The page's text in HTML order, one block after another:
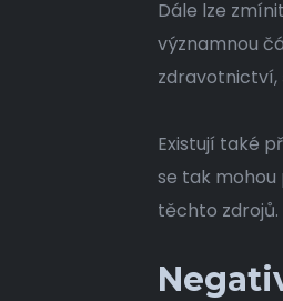
Dále lze
významnou
zdravotnictví,
Existují také
se tak
těchto zdrojů.